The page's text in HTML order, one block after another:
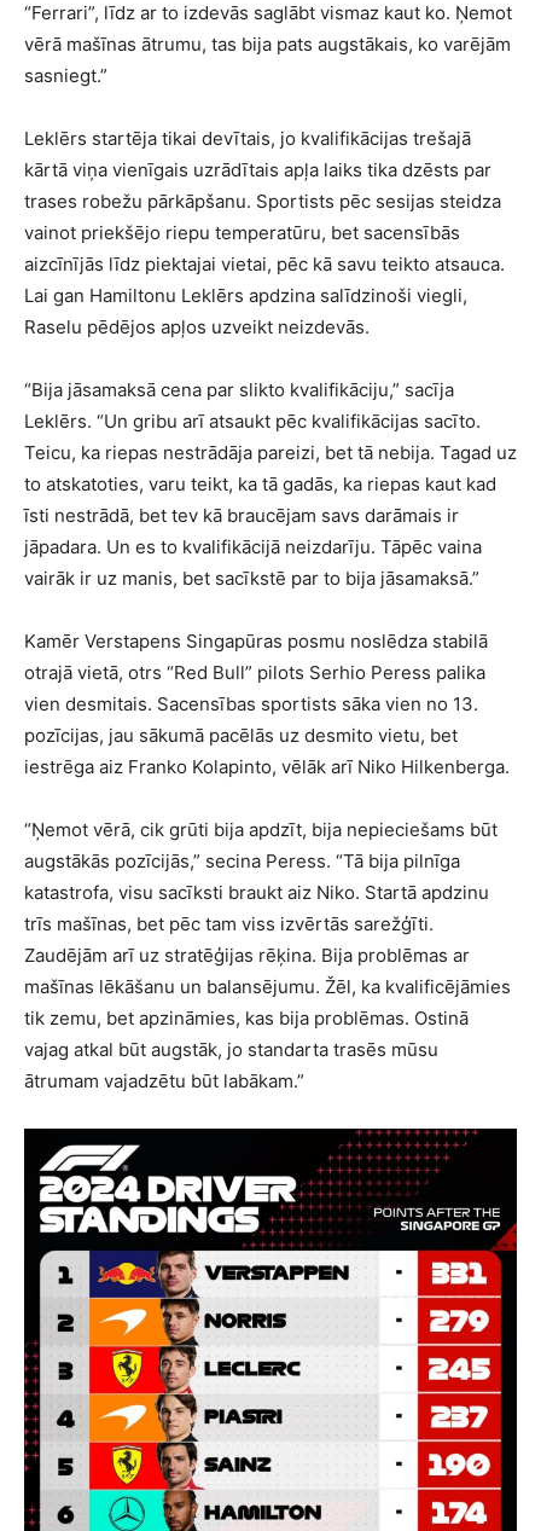
“Ferrari”, līdz ar to izdevās saglābt vismaz kaut ko. Ņemot
vērā mašīnas ātrumu, tas bija pats augstākais, ko varējām
sasniegt.”
Leklērs startēja tikai devītais, jo kvalifikācijas trešajā
kārtā viņa vienīgais uzrādītais apļa laiks tika dzēsts par
trases robežu pārkāpšanu. Sportists pēc sesijas steidza
vainot priekšējo riepu temperatūru, bet sacensībās
aizcīnījās līdz piektajai vietai, pēc kā savu teikto atsauca.
Lai gan Hamiltonu Leklērs apdzina salīdzinoši viegli,
Raselu pēdējos apļos uzveikt neizdevās.
“Bija jāsamaksā cena par slikto kvalifikāciju,” sacīja
Leklērs. “Un gribu arī atsaukt pēc kvalifikācijas sacīto.
Teicu, ka riepas nestrādāja pareizi, bet tā nebija. Tagad uz
to atskatoties, varu teikt, ka tā gadās, ka riepas kaut kad
īsti nestrādā, bet tev kā braucējam savs darāmais ir
jāpadara. Un es to kvalifikācijā neizdarīju. Tāpēc vaina
vairāk ir uz manis, bet sacīkstē par to bija jāsamaksā.”
Kamēr Verstapens Singapūras posmu noslēdza stabilā
otrajā vietā, otrs “Red Bull” pilots Serhio Peress palika
vien desmitais. Sacensības sportists sāka vien no 13.
pozīcijas, jau sākumā pacēlās uz desmito vietu, bet
iestrēga aiz Franko Kolapinto, vēlāk arī Niko Hilkenberga.
“Ņemot vērā, cik grūti bija apdzīt, bija nepieciešams būt
augstākās pozīcijās,” secina Peress. “Tā bija pilnīga
katastrofa, visu sacīksti braukt aiz Niko. Startā apdzinu
trīs mašīnas, bet pēc tam viss izvērtās sarežģīti.
Zaudējām arī uz stratēģijas rēķina. Bija problēmas ar
mašīnas lēkāšanu un balansējumu. Žēl, ka kvalificējāmies
tik zemu, bet apzināmies, kas bija problēmas. Ostinā
vajag atkal būt augstāk, jo standarta trasēs mūsu
ātrumam vajadzētu būt labākam.”